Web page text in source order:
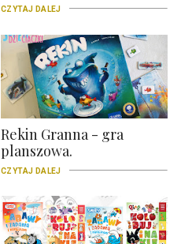
CZYTAJ DALEJ
Rekin Granna - gra
planszowa.
CZYTAJ DALEJ